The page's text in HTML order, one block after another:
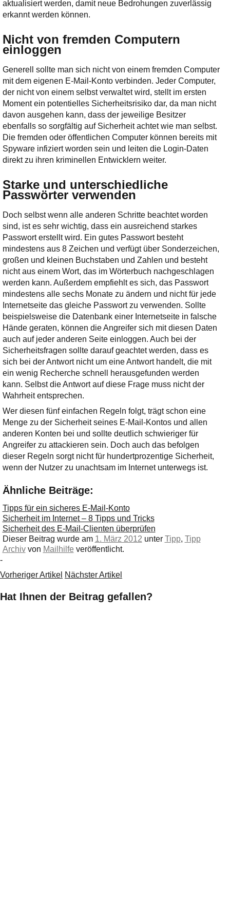
aktualisiert werden, damit neue Bedrohungen zuverlässig
erkannt werden können.
Nicht von fremden Computern
einloggen
Generell sollte man sich nicht von einem fremden Computer
mit dem eigenen E-Mail-Konto verbinden. Jeder Computer,
der nicht von einem selbst verwaltet wird, stellt im ersten
Moment ein potentielles Sicherheitsrisiko dar, da man nicht
davon ausgehen kann, dass der jeweilige Besitzer
ebenfalls so sorgfältig auf Sicherheit achtet wie man selbst.
Die fremden oder öffentlichen Computer können bereits mit
Spyware infiziert worden sein und leiten die Login-Daten
direkt zu ihren kriminellen Entwicklern weiter.
Starke und unterschiedliche
Passwörter verwenden
Doch selbst wenn alle anderen Schritte beachtet worden
sind, ist es sehr wichtig, dass ein ausreichend starkes
Passwort erstellt wird. Ein gutes Passwort besteht
mindestens aus 8 Zeichen und verfügt über Sonderzeichen,
großen und kleinen Buchstaben und Zahlen und besteht
nicht aus einem Wort, das im Wörterbuch nachgeschlagen
werden kann. Außerdem empfiehlt es sich, das Passwort
mindestens alle sechs Monate zu ändern und nicht für jede
Internetseite das gleiche Passwort zu verwenden. Sollte
beispielsweise die Datenbank einer Internetseite in falsche
Hände geraten, können die Angreifer sich mit diesen Daten
auch auf jeder anderen Seite einloggen. Auch bei der
Sicherheitsfragen sollte darauf geachtet werden, dass es
sich bei der Antwort nicht um eine Antwort handelt, die mit
ein wenig Recherche schnell herausgefunden werden
kann. Selbst die Antwort auf diese Frage muss nicht der
Wahrheit entsprechen.
Wer diesen fünf einfachen Regeln folgt, trägt schon eine
Menge zu der Sicherheit seines E-Mail-Kontos und allen
anderen Konten bei und sollte deutlich schwieriger für
Angreifer zu attackieren sein. Doch auch das befolgen
dieser Regeln sorgt nicht für hundertprozentige Sicherheit,
wenn der Nutzer zu unachtsam im Internet unterwegs ist.
Ähnliche Beiträge:
Tipps für ein sicheres E-Mail-Konto
Sicherheit im Internet – 8 Tipps und Tricks
Sicherheit des E-Mail-Clienten überprüfen
Dieser Beitrag wurde am 1. März 2012 unter Tipp, Tipp
Archiv von Mailhilfe veröffentlicht.
-
Vorheriger Artikel Nächster Artikel
Hat Ihnen der Beitrag gefallen?